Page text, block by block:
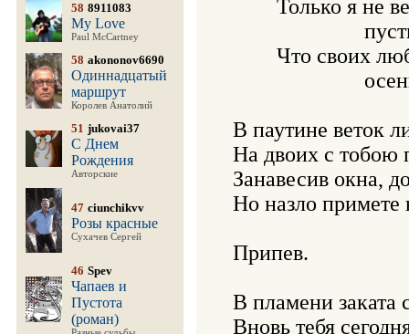
58 8911083
My Love
Paul McCartney
58 akononov6690
Одиннадцатый
маршрут
Королев Анатолий
51 jukovai37
С Днем
Рождения
Авторские
47 ciunchikvv
Розы красные
Сухачев Сергей
46 Spev
Чапаев и
Пустота
(роман)
В паутине веток
На двоих с тобою
Занавесив окна,
Но назло примете
Припев.
В пламени заката
Вновь тебя